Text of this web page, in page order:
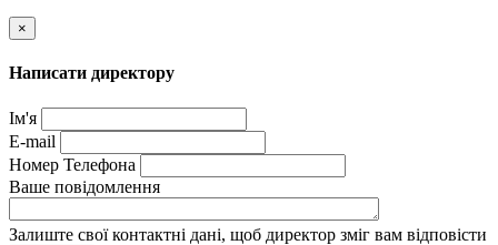
×
Написати директору
Ім'я
E-mail
Номер Телефона
Ваше повідомлення
Залиште свої контактні дані, щоб директор зміг вам відповісти